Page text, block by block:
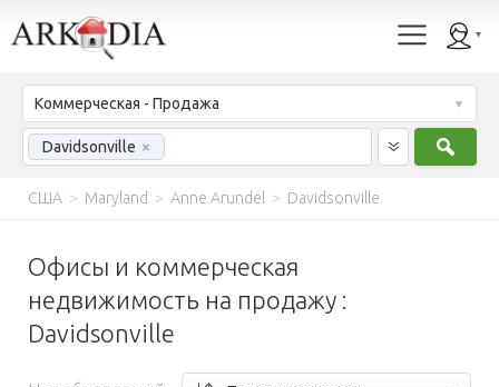
Коммерческая - Продажа
Davidsonville ×
США > Maryland > Anne Arundel > Davidsonville
Офисы и коммерческая
недвижимость на продажу :
Davidsonville